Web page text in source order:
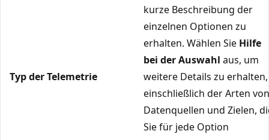
Typ der Telemetrie
kurze Beschreibung der
einzelnen Optionen zu
erhalten. Wählen Sie Hilfe
bei der Auswahl aus, um
weitere Details zu erhalten,
einschließlich der Arten von
Datenquellen und Zielen,
Sie für jede Option